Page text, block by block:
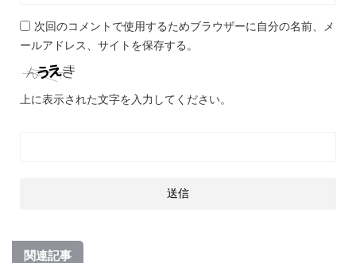
次回のコメントで使用するためブラウザーに自分の名前、メ
ールアドレス、サイトを保存する。
上に表示された文字を入力してください。
関連記事